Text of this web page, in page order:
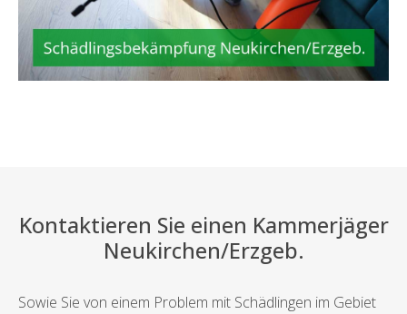
Kontaktieren Sie einen Kammerjäger
Neukirchen/Erzgeb.
Sowie Sie von einem Problem mit Schädlingen im Gebiet